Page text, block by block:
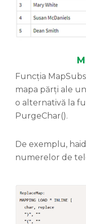
Funcția
mapa părți ale
o alternativă la
PurgeChar().
De exemplu,
numerelor de